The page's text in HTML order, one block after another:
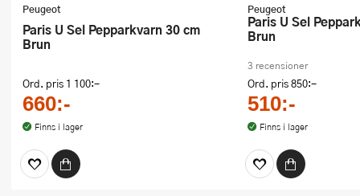
Peugeot
Paris U Sel Pepparkvarn 30 cm
Brun
Ord. pris 1 100:-
660:-
Finns i lager
Peugeot
Paris U Sel Pepparkvarn 22 cm
Brun
3 recensioner
Ord. pris850:-
510:-
Finns i lager